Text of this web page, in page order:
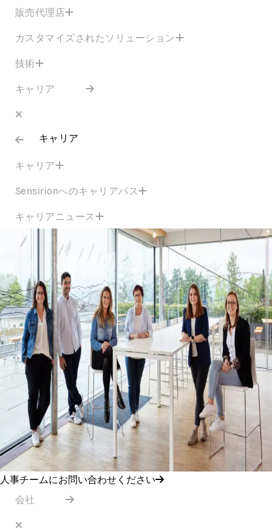
販売代理店
カスタマイズされたソリューション
技術
キャリア
キャリア
キャリア
Sensirionへのキャリアパス
キャリアニュース
人事チームにお問い合わせください
会社